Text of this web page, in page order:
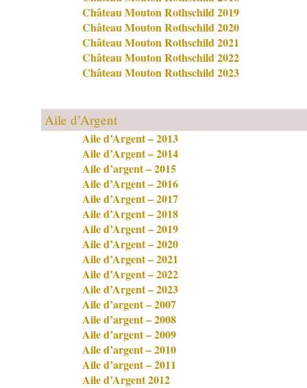
Château Mouton Rothschild 2019
Château Mouton Rothschild 2020
Château Mouton Rothschild 2021
Château Mouton Rothschild 2022
Château Mouton Rothschild 2023
Aile d’Argent
Aile d’Argent – 2013
Aile d’Argent – 2014
Aile d’argent – 2015
Aile d’Argent – 2016
Aile d’Argent – 2017
Aile d’Argent – 2018
Aile d’Argent – 2019
Aile d’Argent – 2020
Aile d’Argent – 2021
Aile d’Argent – 2022
Aile d’Argent – 2023
Aile d’argent – 2007
Aile d’argent – 2008
Aile d’argent – 2009
Aile d’argent – 2010
Aile d’argent – 2011
Aile d’Argent 2012